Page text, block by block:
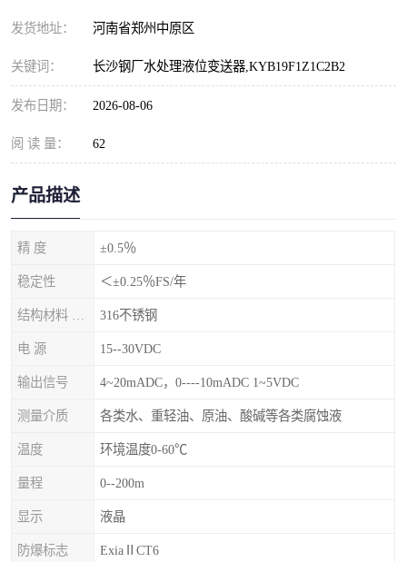
发货地址： 河南省郑州中原区
关键词： 长沙钢厂水处理液位变送器,KYB19F1Z1C2B2
发布日期： 2026-08-06
阅 读 量： 62
产品描述
精 度 ±0.5％
稳定性 ＜±0.25％FS/年
316不锈钢
电 源 15--30VDC
输出信号 4~20mADC，0----10mADC 1~5VDC
测量介质 各类水、重轻油、原油、酸碱等各类腐蚀液
温度 环境温度0-60℃
量程 0--200m
显示 液晶
防爆标志 ExiaⅡCT6